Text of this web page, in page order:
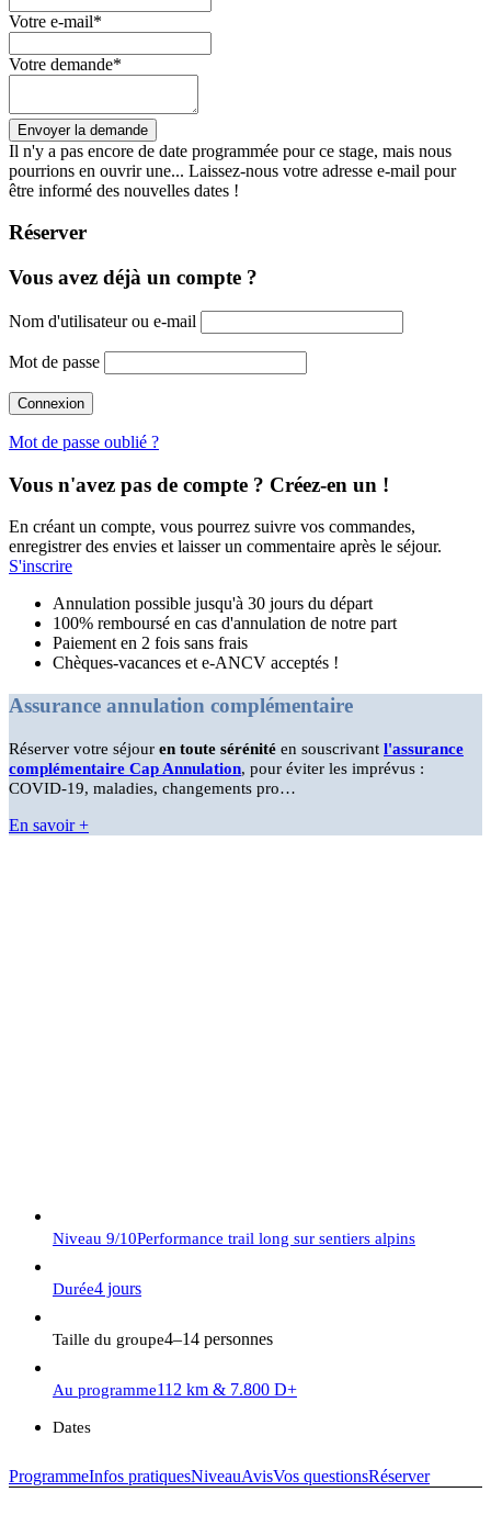
Votre e-mail*
Votre demande*
Il n'y a pas encore de date programmée pour ce stage, mais nous
pourrions en ouvrir une... Laissez-nous votre adresse e-mail pour
être informé des nouvelles dates !
Réserver
Vous avez déjà un compte ?
Nom d'utilisateur ou e-mail
Mot de passe
Mot de passe oublié ?
Vous n'avez pas de compte ? Créez-en un !
En créant un compte, vous pourrez suivre vos commandes,
enregistrer des envies et laisser un commentaire après le séjour.
S'inscrire
Annulation possible jusqu'à 30 jours du départ
100% remboursé en cas d'annulation de notre part
Paiement en 2 fois sans frais
Chèques-vacances et e-ANCV acceptés !
Assurance annulation complémentaire
Réserver votre séjour en toute sérénité en souscrivant l'assurance
complémentaire Cap Annulation, pour éviter les imprévus :
COVID-19, maladies, changements pro…
En savoir +
Niveau 9/10Performance trail long sur sentiers alpins
Durée4 jours
Taille du groupe4–14 personnes
Au programme112 km & 7.800 D+
Dates
ProgrammeInfos pratiquesNiveauAvisVos questionsRéserver